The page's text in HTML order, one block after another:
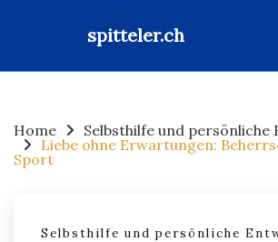
spitteler.ch
content
Home
Selbsthilfe und persönliche
Liebe ohne Erwartungen:
Sport
Selbsthilfe und persönliche